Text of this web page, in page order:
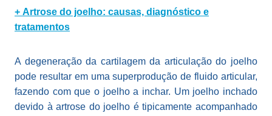
+ Artrose do joelho: causas, diagnóstico e
tratamentos
A degeneração da cartilagem da articulação do joelho
pode resultar em uma superprodução de fluido articular,
fazendo com que o joelho a inchar. Um joelho inchado
devido à artrose do joelho é tipicamente acompanhado